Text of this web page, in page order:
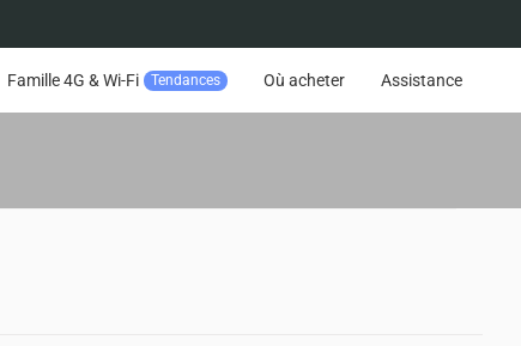
Famille 4G & Wi-Fi Tendances Où acheter Assistance